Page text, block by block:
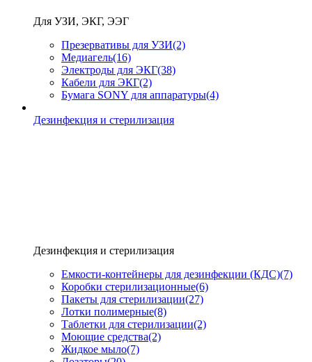
Для УЗИ, ЭКГ, ЭЭГ
Презервативы для УЗИ(2)
Медиагель(16)
Электроды для ЭКГ(38)
Кабели для ЭКГ(2)
Бумага SONY для аппаратуры(4)
Дезинфекция и стерилизация
Дезинфекция и стерилизация
Емкости-контейнеры для дезинфекции (КДС)(7)
Коробки стерилизационные(6)
Пакеты для стерилизации(27)
Лотки полимерные(8)
Таблетки для стерилизации(2)
Моющие средства(2)
Жидкое мыло(7)